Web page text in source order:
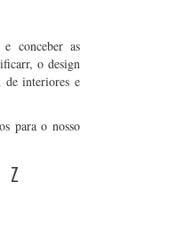
conceber as
o design
de interiores e
para o nosso
Z